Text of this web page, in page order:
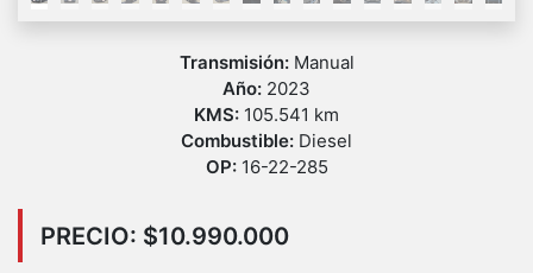
Transmisión: Manual
Año: 2023
KMS: 105.541 km
Combustible: Diesel
OP: 16-22-285
PRECIO: $10.990.000